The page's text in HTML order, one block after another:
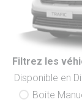
Filtrez les
Disponible en
Boite